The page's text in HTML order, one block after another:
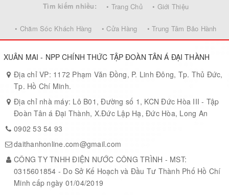
Tìm kiếm nhiều: • Trang Chủ • Giới Thiệu
• Chăm Sóc Khách Hàng • Cửa Hàng • Trung Tâm Bảo Hành
XUÂN MAI - NPP CHÍNH THỨC TẬP ĐOÀN TÂN Á ĐẠI THÀNH
Địa chỉ VP: 1172 Phạm Văn Đồng, P. Linh Đông, Tp. Thủ Đức,
Tp. Hồ Chí Minh.
Địa chỉ nhà máy: Lô B01, Đường số 1, KCN Đức Hòa III - Tập
Đoàn Tân á Đại Thành, X.Đức Lập Hạ, Đức Hòa, Long An
0902 53 54 93
daithanhonline.com@gmail.com
CÔNG TY TNHH ĐIỆN NƯỚC CÔNG TRÌNH - MST:
0315601854 - Do Sở Kế Hoạch và Đầu Tư Thành Phố Hồ Chí
Minh cấp ngày 01/04/2019